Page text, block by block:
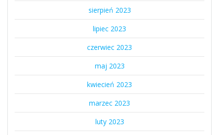
sierpień 2023
lipiec 2023
czerwiec 2023
maj 2023
kwiecień 2023
marzec 2023
luty 2023